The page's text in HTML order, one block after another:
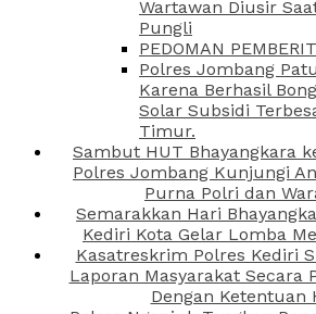
Wartawan Diusir
Pungli
PEDOMAN
Polres Jombang
Karena Berhasil
Solar Subsidi
Timur.
Sambut HUT Bhayangkara
Polres Jombang Kunjungi
Purna Polri dan
Semarakkan Hari
Kediri Kota Gelar Lomba
Kasatreskrim Polres Kediri
Laporan Masyarakat Secara
Dengan Ketentuan